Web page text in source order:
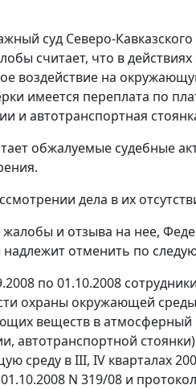
суд Северо-
считает, что в
воздействие на
имеется переплата по
и автотранспортная
обжалуемые судебные
дела в их
и отзыва на нее,
надлежит отменить по
по 01.10.2008
охраны окружающей
веществ в атмосферный
автотранспортной
среду в III, IV кварталах
N 319/08 и